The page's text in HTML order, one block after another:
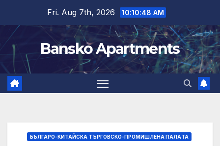
content
Fri. Aug 7th, 2026 10:10:49 AM
Bansko Apartments
БЪЛГАРО-КИТАЙСКА ТЪРГОВСКО-ПРОМИШЛЕНА ПАЛAТА